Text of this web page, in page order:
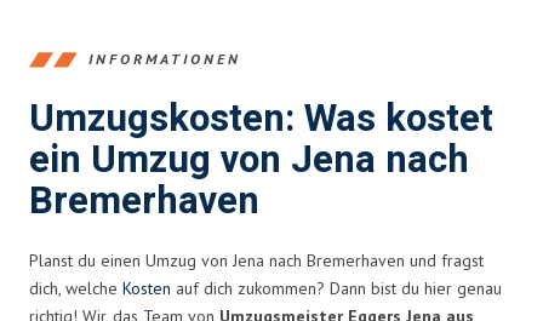
INFORMATIONEN
Umzugskosten: Was kostet
ein Umzug von Jena nach
Bremerhaven
Planst du einen Umzug von Jena nach Bremerhaven und fragst
dich, welche Kosten auf dich zukommen? Dann bist du hier genau
richtig! Wir, das Team von Umzugsmeister Eggers Jena aus